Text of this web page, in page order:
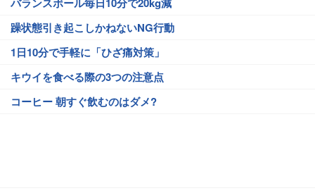
躁状態引き起こしかねないNG行動
1日10分で手軽に「ひざ痛対策」
キウイを食べる際の3つの注意点
コーヒー 朝すぐ飲むのはダメ?